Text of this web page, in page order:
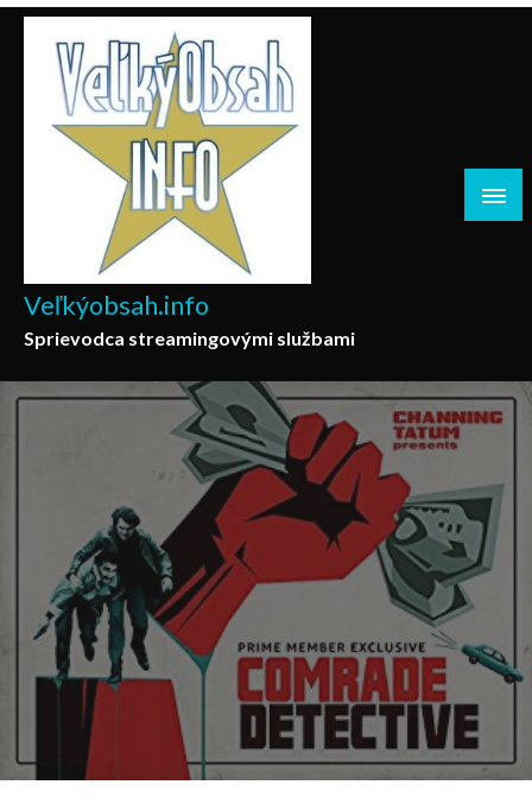
Skip
content
Veľkýobsah.info
Sprievodca streamingovými službami